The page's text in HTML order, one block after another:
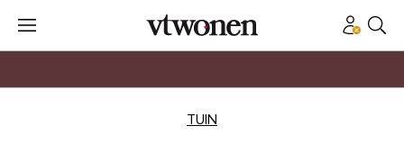
TUIN